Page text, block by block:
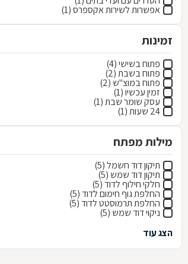
אפשרות לשירות אקספרס (1)
זמינות
פתוח בשישי (4)
פתוח בשבת (2)
פתוח במוצ"ש (2)
זמין עכשיו (1)
עסק שומר שבת (1)
24 שעות (1)
מילות מפתח
תיקון דוד חשמל (5)
תיקון דוד שמש (5)
חלקי חילוף לדוד (5)
החלפת גוף חימום לדוד (5)
החלפת תרמוסטט לדוד (5)
ניקוי דוד שמש (5)
הצג עוד